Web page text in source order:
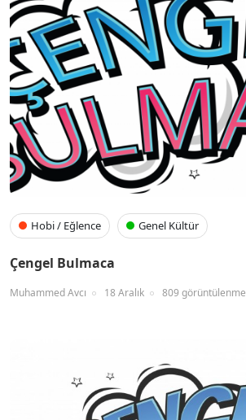
Hobi / Eğlence Genel Kültür
Çengel Bulmaca
Muhammed Avcı 18 Aralık 809 görüntülenme